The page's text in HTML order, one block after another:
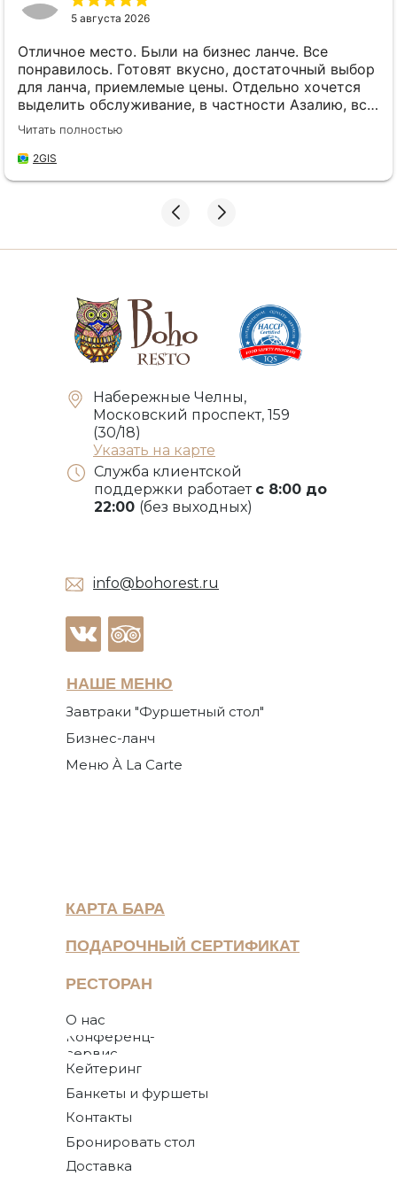
5 августа 2026
Отличное место. Были на бизнес ланче. Все
понравилось. Готовят вкусно, достаточный выбор
для ланча, приемлемые цены. Отдельно хочется
выделить обслуживание, в частности Азалию, все
было на высоте. Однозначно рекомендую)
Читать полностью
2GIS
Набережные Челны,
Московский проспект, 159
(30/18)
Служба клиентской
поддержки работает с 8:00 до
22:00 (без выходных)
Указать на карте
info@bohorest.ru
НАШЕ МЕНЮ
Завтраки "Фуршетный стол"
Бизнес-ланч
Меню À La Carte
РЕСТОРАН
О нас
Конференц-
сервис
Кейтеринг
КАРТА БАРА
Банкеты и фуршеты
Контакты
Бронировать стол
Доставка
ПОДАРОЧНЫЙ СЕРТИФИКАТ